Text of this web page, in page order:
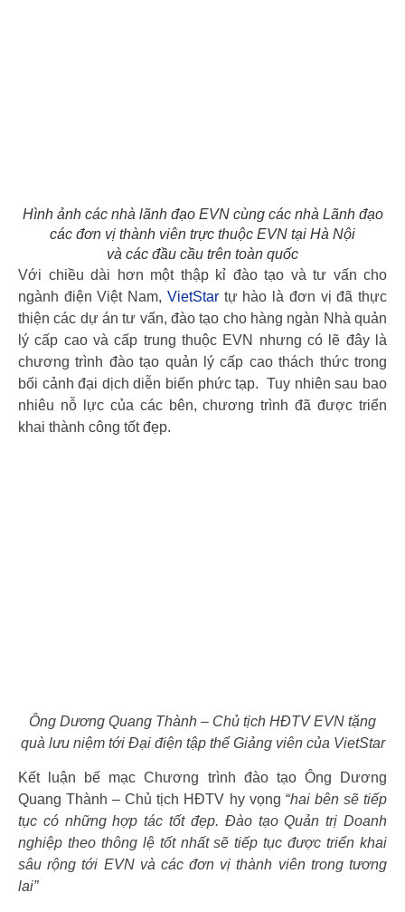
Hình ảnh các nhà lãnh đạo EVN cùng các nhà Lãnh đạo
các đơn vị thành viên trực thuộc EVN tại Hà Nội
và các đầu cầu trên toàn quốc
Với chiều dài hơn một thập kỉ đào tạo và tư vấn cho
ngành điện Việt Nam, VietStartự hào là đơn vị đã thực
thiện các dự án tư vấn, đào tạo cho hàng ngàn Nhà quản
lý cấp cao và cấp trung thuộc EVN nhưng có lẽ đây là
chương trình đào tạo quản lý cấp cao thách thức trong
bối cảnh đại dịch diễn biến phức tạp. Tuy nhiên sau bao
nhiêu nỗ lực của các bên, chương trình đã được triển
khai thành công tốt đẹp.
Ông Dương Quang Thành – Chủ tịch HĐTV EVN tặng
quà lưu niệm tới Đại điện tập thể Giảng viên của VietStar
Kết luận bế mạc Chương trình đào tạo Ông Dương
Quang Thành – Chủ tịch HĐTV hy vọng “hai bên sẽ tiếp
tục có những hợp tác tốt đẹp. Đào tạo Quản trị Doanh
nghiệp theo thông lệ tốt nhất sẽ tiếp tục được triển khai
sâu rộng tới EVN và các đơn vị thành viên trong tương
lai”